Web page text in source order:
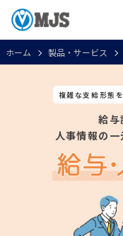
ホーム 製品・サービス
複雑な支給形態
給与
人事情報の